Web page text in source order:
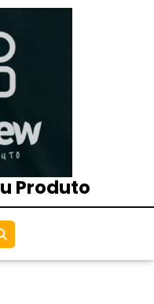
Produto